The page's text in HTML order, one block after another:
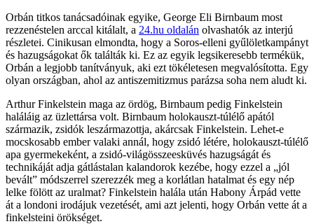
Orbán titkos tanácsadóinak egyike, George Eli Birnbaum most
rezzenéstelen arccal kitálalt, a 24.hu oldalán olvashatók az interjú
részletei. Cinikusan elmondta, hogy a Soros-elleni gyűlöletkampányt
és hazugságokat ők találták ki. Ez az egyik legsikeresebb termékük,
Orbán a legjobb tanítványuk, aki ezt tökéletesen megvalósította. Egy
olyan országban, ahol az antiszemitizmus parázsa soha nem aludt ki.
Arthur Finkelstein maga az ördög, Birnbaum pedig Finkelstein
haláláig az üzlettársa volt. Birnbaum holokauszt-túlélő apától
származik, zsidók leszármazottja, akárcsak Finkelstein. Lehet-e
mocskosabb ember valaki annál, hogy zsidó létére, holokauszt-túlélő
apa gyermekeként, a zsidó-világösszeesküvés hazugságát és
technikáját adja gátlástalan kalandorok kezébe, hogy ezzel a „jól
bevált” módszerrel szerezzék meg a korlátlan hatalmat és egy nép
lelke fölött az uralmat? Finkelstein halála után Habony Árpád vette
át a londoni irodájuk vezetését, ami azt jelenti, hogy Orbán vette át a
finkelsteini örökséget.